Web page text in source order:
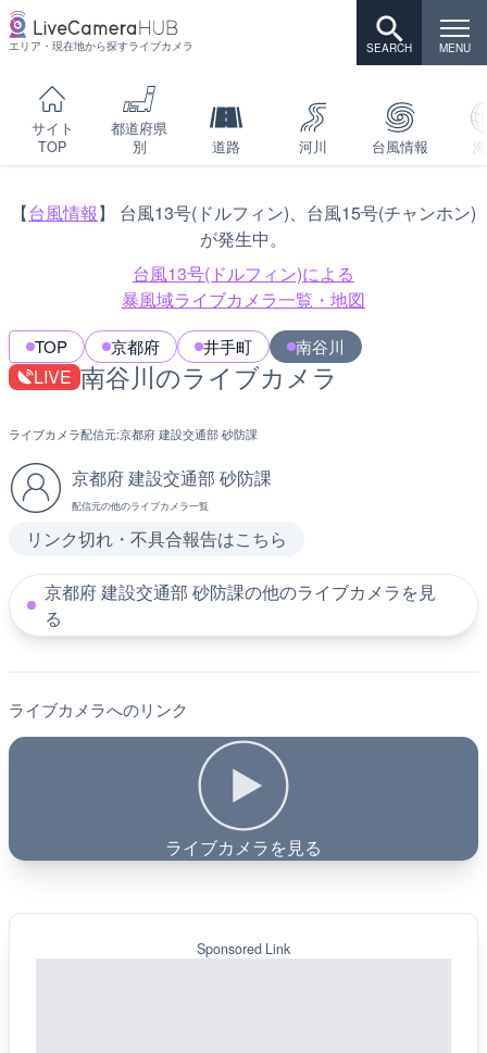
エリア・現在地から探すライブカメラ
サイト
TOP
都道府県
別
道路 河川 台風情報
【台風情報】 台風13号(ドルフィン)、台風15号(チャンホン)
が発生中。
台風13号(ドルフィン)による
暴風域ライブカメラ一覧・地図
TOP 京都府 井手町 南谷川
LIVE 南谷川のライブカメラ
ライブカメラ配信元:京都府 建設交通部 砂防課
京都府 建設交通部 砂防課
配信元の他のライブカメラ一覧
リンク切れ・不具合報告はこちら
京都府 建設交通部 砂防課の他のライブカメラを見
る
ライブカメラへのリンク
ライブカメラを見る
Sponsored Link